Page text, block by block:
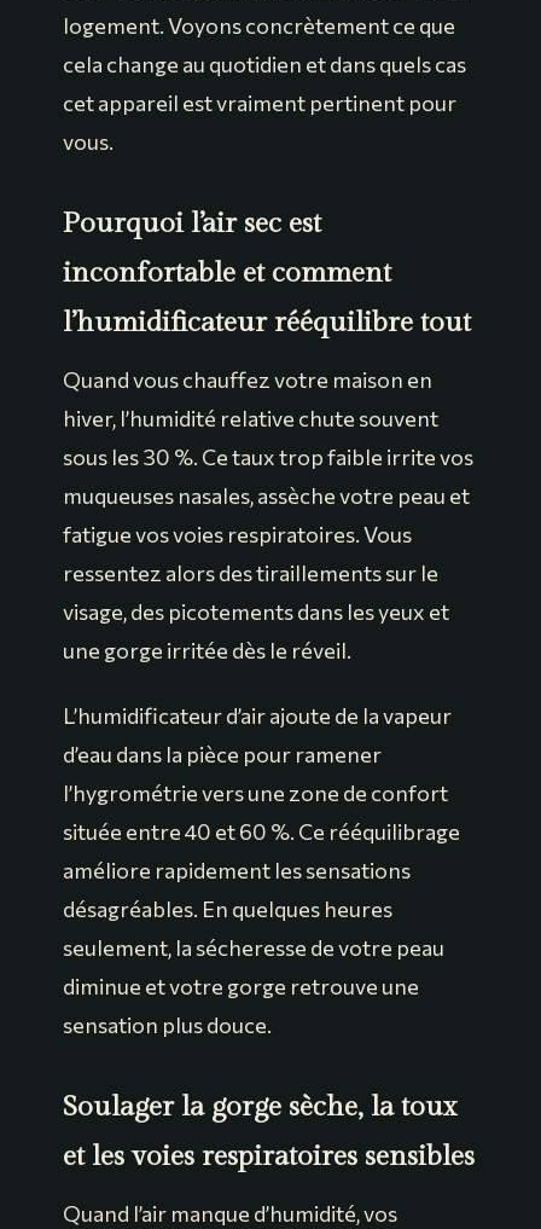
logement. Voyons concrètement ce que
cela change au quotidien et dans quels cas
cet appareil est vraiment pertinent pour
vous.
Pourquoi l’air sec est
inconfortable et comment
l’humidificateur rééquilibre tout
Quand vous chauffez votre maison en
hiver, l’humidité relative chute souvent
sous les 30 %. Ce taux trop faible irrite vos
muqueuses nasales, assèche votre peau et
fatigue vos voies respiratoires. Vous
ressentez alors des tiraillements sur le
visage, des picotements dans les yeux et
une gorge irritée dès le réveil.
L’humidificateur d’air ajoute de la vapeur
d’eau dans la pièce pour ramener
l’hygrométrie vers une zone de confort
située entre 40 et 60 %. Ce rééquilibrage
améliore rapidement les sensations
désagréables. En quelques heures
seulement, la sécheresse de votre peau
diminue et votre gorge retrouve une
sensation plus douce.
Soulager la gorge sèche, la toux
et les voies respiratoires sensibles
Quand l’air manque d’humidité, vos